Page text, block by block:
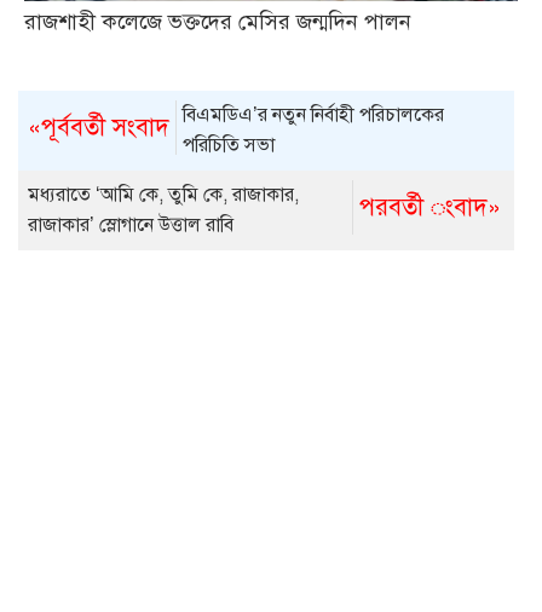
রাজশাহী কলেজে ভক্তদের মেসির জন্মদিন পালন
«পূর্ববর্তী সংবাদ বিএমডিএ’র নতুন নির্বাহী পরিচালকের
পরিচিতি সভা
পরবর্তী ংবাদ»
মধ্যরাতে ‘আমি কে, তুমি কে, রাজাকার,
রাজাকার’ স্লোগানে উত্তাল রাবি